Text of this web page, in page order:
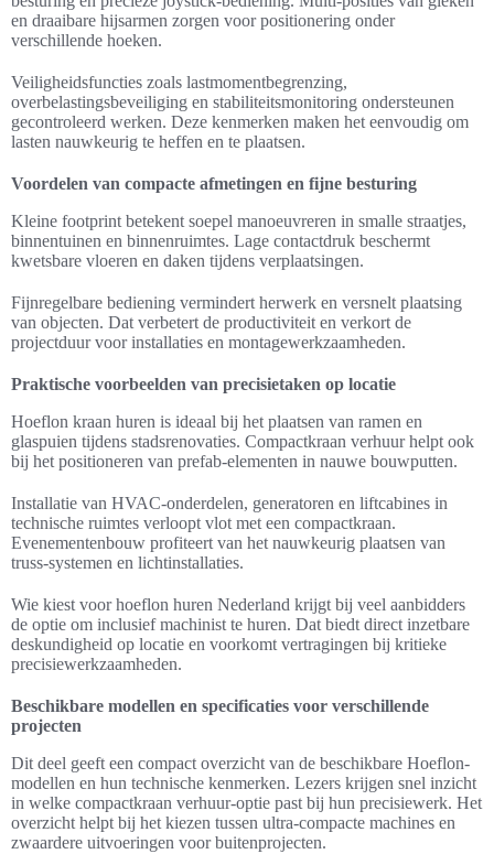
en draaibare hijsarmen zorgen voor positionering onder
verschillende hoeken.
Veiligheidsfuncties zoals lastmomentbegrenzing,
overbelastingsbeveiliging en stabiliteitsmonitoring ondersteunen
gecontroleerd werken. Deze kenmerken maken het eenvoudig om
lasten nauwkeurig te heffen en te plaatsen.
Voordelen van compacte afmetingen en fijne besturing
Kleine footprint betekent soepel manoeuvreren in smalle straatjes,
binnentuinen en binnenruimtes. Lage contactdruk beschermt
kwetsbare vloeren en daken tijdens verplaatsingen.
Fijnregelbare bediening vermindert herwerk en versnelt plaatsing
van objecten. Dat verbetert de productiviteit en verkort de
projectduur voor installaties en montagewerkzaamheden.
Praktische voorbeelden van precisietaken op locatie
Hoeflon kraan huren is ideaal bij het plaatsen van ramen en
glaspuien tijdens stadsrenovaties. Compactkraan verhuur helpt ook
bij het positioneren van prefab-elementen in nauwe bouwputten.
Installatie van HVAC-onderdelen, generatoren en liftcabines in
technische ruimtes verloopt vlot met een compactkraan.
Evenementenbouw profiteert van het nauwkeurig plaatsen van
truss-systemen en lichtinstallaties.
Wie kiest voor hoeflon huren Nederland krijgt bij veel aanbidders
de optie om inclusief machinist te huren. Dat biedt direct inzetbare
deskundigheid op locatie en voorkomt vertragingen bij kritieke
precisiewerkzaamheden.
Beschikbare modellen en specificaties voor verschillende
projecten
Dit deel geeft een compact overzicht van de beschikbare Hoeflon-
modellen en hun technische kenmerken. Lezers krijgen snel inzicht
in welke compactkraan verhuur-optie past bij hun precisiewerk. Het
overzicht helpt bij het kiezen tussen ultra-compacte machines en
zwaardere uitvoeringen voor buitenprojecten.